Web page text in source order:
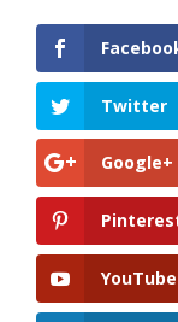
Twitter
Google+
YouTube